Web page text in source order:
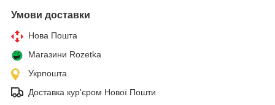
Умови доставки
Нова Пошта
Магазини Rozetka
Укрпошта
Доставка кур'єром Нової Пошти